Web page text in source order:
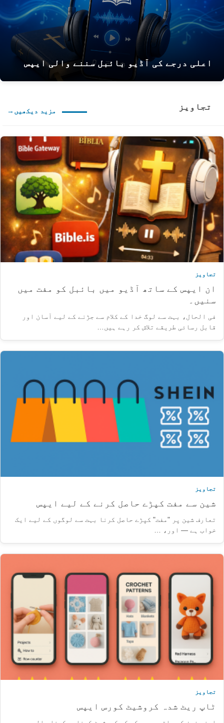
اعلی درجے کی آڈیو بائبل سننے والی ایپس
تجاویز مزید دیکھیں
تجاویز
ان ایپس کے ساتھ آڈیو میں بائبل کو مفت میں
سنیں۔
فی الحال، بہت سے لوگ خدا کے کلام سے جڑنے کے لیے آسان اور
قابل رسائی طریقے تلاش کر رہے ہیں…
تجاویز
شین سے مفت کپڑے حاصل کرنے کے لیے ایپس
تعارف شین پر "مفت" کپڑے حاصل کرنا بہت سے لوگوں کے لیے ایک
خواب ہے — اور، …
تجاویز
ٹاپ ریٹ شدہ کروشیٹ کورس ایپس